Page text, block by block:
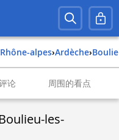
rhône-alpes› ardèche›
论 周围的看点
les-